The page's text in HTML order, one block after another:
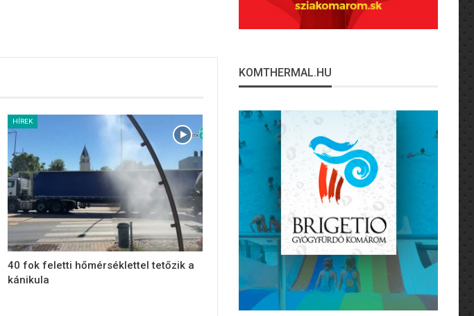
HÍREK
40 fok feletti hőmérséklettel tetőzik a
kánikula
KOMTHERMAL.HU